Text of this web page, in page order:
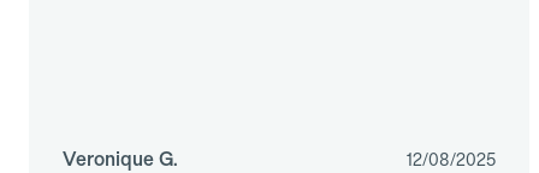
Veronique G. 12/08/2025